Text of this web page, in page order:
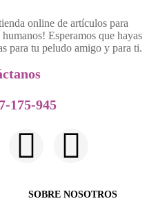
online de artículos para
Esperamos que hayas
para tu peludo amigo y para ti.
175-945
SOBRE NOSOTROS